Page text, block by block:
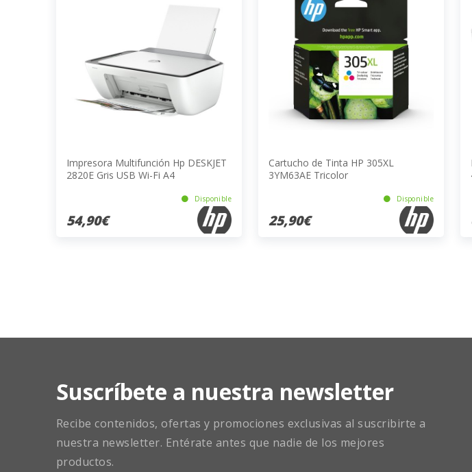
Impresora Multifunción Hp DESKJET
2820E Gris USB Wi-Fi A4
Disponible
54,90€
Cartucho de Tinta HP 305XL
3YM63AE Tricolor
Disponible
25,90€
Suscríbete a nuestra newsletter
Recibe contenidos, ofertas y promociones exclusivas al suscribirte a
nuestra newsletter. Entérate antes que nadie de los mejores
productos.